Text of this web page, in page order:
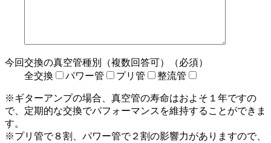
今回交換の真空管種別（複数回答可）（必須）
全交換
パワー管 プリ管 整流管
※ギターアンプの場合、真空管の寿命はおよそ１年ですの
で、定期的な交換でパフォーマンスを維持することができま
す。
※プリ管で８割、パワー管で２割の影響力がありますので、